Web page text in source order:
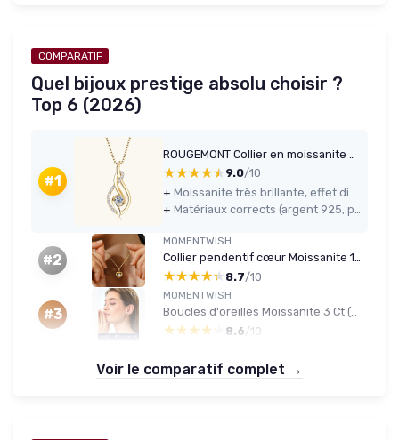
COMPARATIF
Quel bijoux prestige absolu choisir ?
Top 6 (2026)
#1 ★★★★★
★★★★★ 9.0/10
+
+
#2
MOMENTWISH
Collier pendentif cœur Moissanite 1 ct Argent 925
★★★★★
★★★★★ 8.7/10
#3
MOMENTWISH
Boucles d'oreilles Moissanite 3 Ct (1,5+1,5) Argent 925 - Or/Or rose - 7,5 mm - 6 griffes
★★★★★
★★★★★ 8.6 /10
Voir le comparatif complet →